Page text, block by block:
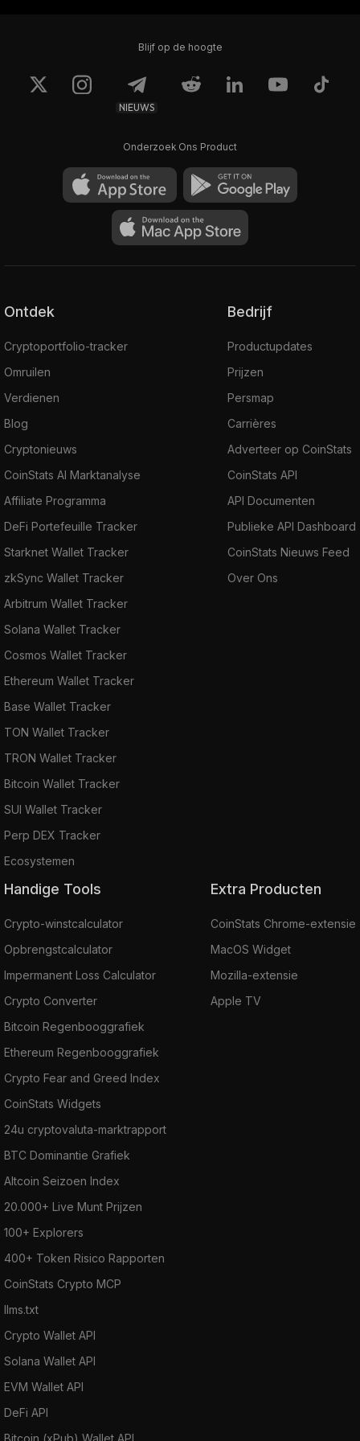
Blijf op de hoogte
NIEUWS
Onderzoek Ons Product
Ontdek
Cryptoportfolio-tracker
Omruilen
Verdienen
Blog
Cryptonieuws
CoinStats AI Marktanalyse
Affiliate Programma
DeFi Portefeuille Tracker
Starknet Wallet Tracker
zkSync Wallet Tracker
Arbitrum Wallet Tracker
Solana Wallet Tracker
Cosmos Wallet Tracker
Ethereum Wallet Tracker
Base Wallet Tracker
TON Wallet Tracker
TRON Wallet Tracker
Bitcoin Wallet Tracker
SUI Wallet Tracker
Perp DEX Tracker
Ecosystemen
Bedrijf
Productupdates
Prijzen
Persmap
Carrières
Adverteer op CoinStats
CoinStats API
API Documenten
Publieke API Dashboard
CoinStats Nieuws Feed
Over Ons
Handige Tools
Crypto-winstcalculator
Opbrengstcalculator
Impermanent Loss Calculator
Crypto Converter
Bitcoin Regenbooggrafiek
Ethereum Regenbooggrafiek
Crypto Fear and Greed Index
CoinStats Widgets
24u cryptovaluta-marktrapport
BTC Dominantie Grafiek
Altcoin Seizoen Index
20.000+ Live Munt Prijzen
100+ Explorers
400+ Token Risico Rapporten
CoinStats Crypto MCP
llms.txt
Crypto Wallet API
Solana Wallet API
EVM Wallet API
DeFi API
Bitcoin (xPub) Wallet API
Extra Producten
CoinStats Chrome-extensie
MacOS Widget
Mozilla-extensie
Apple TV